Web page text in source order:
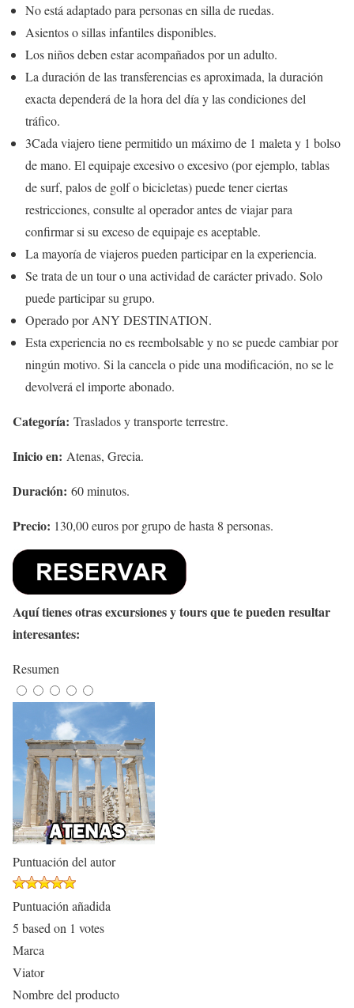
No está adaptado para personas en silla de ruedas.
Asientos o sillas infantiles disponibles.
Los niños deben estar acompañados por un adulto.
La duración de las transferencias es aproximada, la duración
exacta dependerá de la hora del día y las condiciones del
tráfico.
3Cada viajero tiene permitido un máximo de 1 maleta y 1 bolso
de mano. El equipaje excesivo o excesivo (por ejemplo, tablas
de surf, palos de golf o bicicletas) puede tener ciertas
restricciones, consulte al operador antes de viajar para
confirmar si su exceso de equipaje es aceptable.
La mayoría de viajeros pueden participar en la experiencia.
Se trata de un tour o una actividad de carácter privado. Solo
puede participar su grupo.
Operado por ANY DESTINATION.
Esta experiencia no es reembolsable y no se puede cambiar por
ningún motivo. Si la cancela o pide una modificación, no se le
devolverá el importe abonado.
Categoría: Traslados y transporte terrestre.
Inicio en: Atenas, Grecia.
Duración: 60 minutos.
Precio: 130,00 euros por grupo de hasta 8 personas.
Aquí tienes otras excursiones y tours que te pueden resultar
interesantes:
Resumen
Puntuación del autor
Puntuación añadida
5 based on 1 votes
Marca
Viator
Nombre del producto